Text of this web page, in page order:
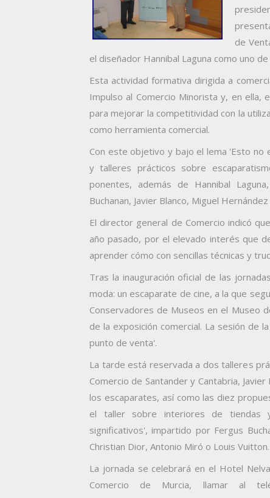
de
el diseñador Hannibal Laguna como uno
Esta actividad formativa dirigida a
Impulso al Comercio Minorista y, en
para mejorar la competitividad con la
como herramienta comercial.
Con este objetivo y bajo el lema 'Esto no
y talleres prácticos sobre
ponentes, además de Hannibal
Buchanan, Javier Blanco, Miguel
El director general de Comercio indicó
año pasado, por el elevado interés que
aprender cómo con sencillas técnicas y
Tras la inauguración oficial de las
moda: un escaparate de cine, a la que
Conservadores de Museos en el Museo
de la exposición comercial. La sesión de
punto de venta'.
La tarde está reservada a dos talleres
Comercio de Santander y Cantabria,
los escaparates, así como las diez
el taller sobre interiores de tiendas
significativos', impartido por Fergus
Christian Dior, Antonio Miró o Louis Vuitton.
La jornada se celebrará en el Hotel
Comercio de Murcia, llamar al